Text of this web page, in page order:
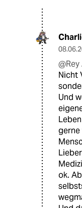
Nicht
Und
gerne
ok.